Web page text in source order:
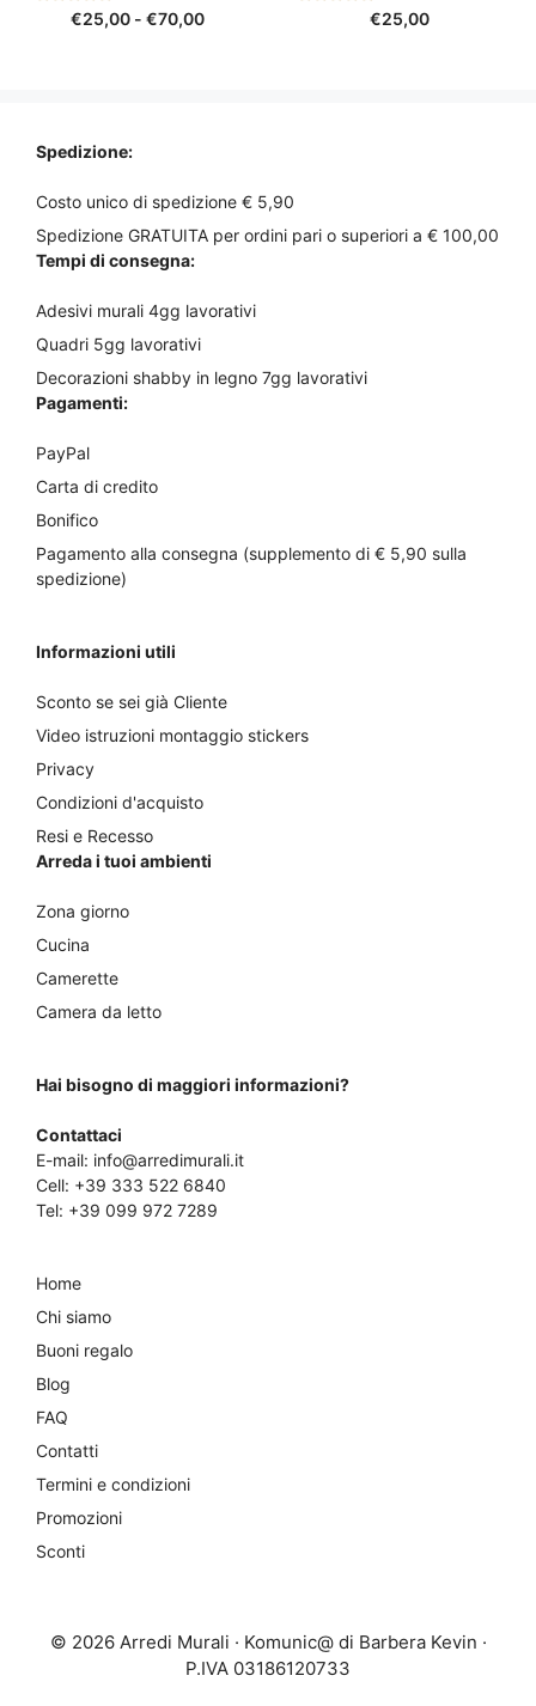
€25,00 - €70,00Fascia
opzioni
pagina
prodotto
€25,00
Spedizione:
Costo unico di spedizione € 5,90
Spedizione GRATUITA per ordini pari o superiori a € 100,00
Tempi di consegna:
Adesivi murali 4gg lavorativi
Quadri 5gg lavorativi
Decorazioni shabby in legno 7gg lavorativi
Pagamenti:
PayPal
Carta di credito
Bonifico
Pagamento alla consegna (supplemento di € 5,90 sulla
spedizione)
Informazioni utili
Sconto se sei già Cliente
Video istruzioni montaggio stickers
Privacy
Condizioni d'acquisto
Resi e Recesso
Arreda i tuoi ambienti
Zona giorno
Cucina
Camerette
Camera da letto
Hai bisogno di maggiori informazioni?
Contattaci
E-mail: info@arredimurali.it
Cell: +39 333 522 6840
Tel: +39 099 972 7289
Home
Chi siamo
Buoni regalo
Blog
FAQ
Contatti
Termini e condizioni
Promozioni
Sconti
© 2026 Arredi Murali · Komunic@ di Barbera Kevin ·
P.IVA 03186120733